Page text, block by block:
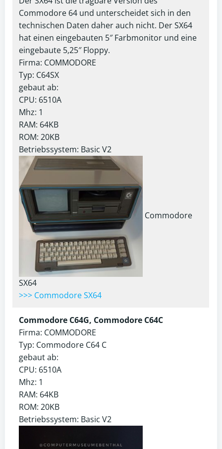
Commodore 64 und unterscheidet sich in den
technischen Daten daher auch nicht. Der SX64
hat einen eingebauten 5″ Farbmonitor und eine
eingebaute 5,25″ Floppy.
Firma: COMMODORE
Typ: C64SX
gebaut ab:
CPU: 6510A
Mhz: 1
RAM: 64KB
ROM: 20KB
Betriebssystem: Basic V2
Commodore
SX64
>>> Commodore SX64
Commodore C64G, Commodore C64C
Firma: COMMODORE
Typ: Commodore C64 C
gebaut ab:
CPU: 6510A
Mhz: 1
RAM: 64KB
ROM: 20KB
Betriebssystem: Basic V2